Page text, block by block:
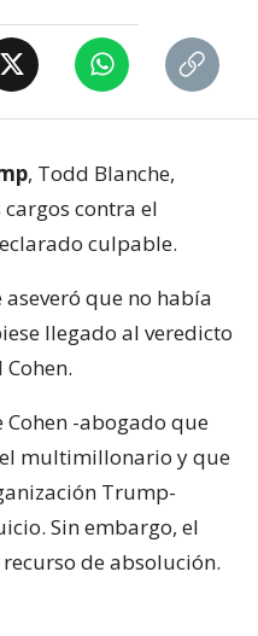
, Todd Blanche,
contra el
culpable.
aseveró que no había
llegado al veredicto
Cohen -abogado que
multimillonario y que
Trump-
Sin embargo, el
recurso de absolución.